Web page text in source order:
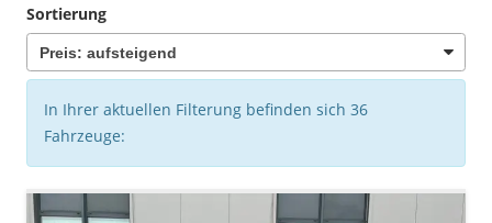
Sortierung
In Ihrer aktuellen Filterung befinden sich 36
Fahrzeuge: